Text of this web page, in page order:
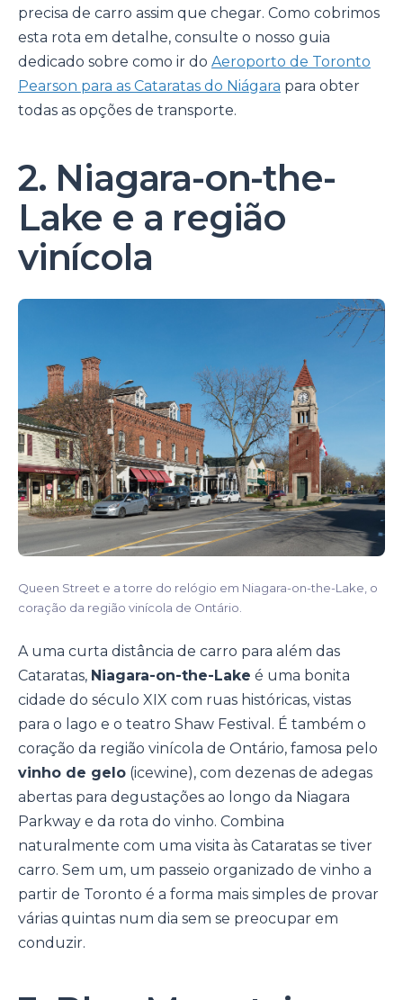
precisa de carro assim que chegar. Como cobrimos
esta rota em detalhe, consulte o nosso guia
dedicado sobre como ir do Aeroporto de Toronto
Pearson para as Cataratas do Niágara para obter
todas as opções de transporte.
2. Niagara-on-the-
Lake e a região
vinícola
Queen Street e a torre do relógio em Niagara-on-the-Lake, o
coração da região vinícola de Ontário.
A uma curta distância de carro para além das
Cataratas, Niagara-on-the-Lake é uma bonita
cidade do século XIX com ruas históricas, vistas
para o lago e o teatro Shaw Festival. É também o
coração da região vinícola de Ontário, famosa pelo
vinho de gelo (icewine), com dezenas de adegas
abertas para degustações ao longo da Niagara
Parkway e da rota do vinho. Combina
naturalmente com uma visita às Cataratas se tiver
carro. Sem um, um passeio organizado de vinho a
partir de Toronto é a forma mais simples de provar
várias quintas num dia sem se preocupar em
conduzir.